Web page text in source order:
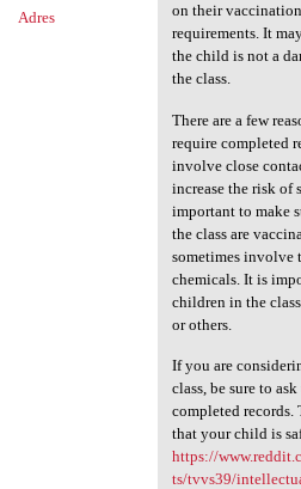
Adres
on their
requirements. It
the child is not a
the class.
There are a few
require completed
involve close
increase the risk of
important to make
the class are
sometimes involve
chemicals. It is
children in the
or others.
If you are
class, be sure to
completed
that your child is
https://
ts/tvvs39/